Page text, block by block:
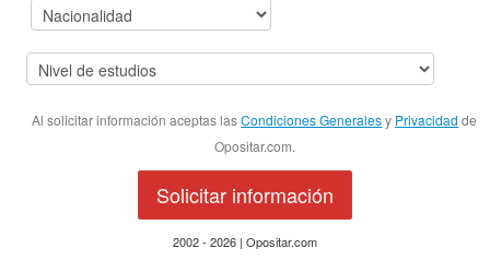
Al solicitar información aceptas lasCondiciones Generalesy Privacidad de
Opositar.com.
Solicitar información
2002 - 2026 | Opositar.com